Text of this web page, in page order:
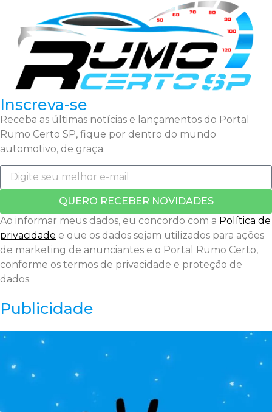
Inscreva-se
Receba as últimas notícias e lançamentos do Portal
Rumo Certo SP, fique por dentro do mundo
automotivo, de graça.
QUERO RECEBER NOVIDADES
Ao informar meus dados, eu concordo com a Política de
privacidade e que os dados sejam utilizados para ações
de marketing de anunciantes e o Portal Rumo Certo,
conforme os termos de privacidade e proteção de
dados.
Publicidade